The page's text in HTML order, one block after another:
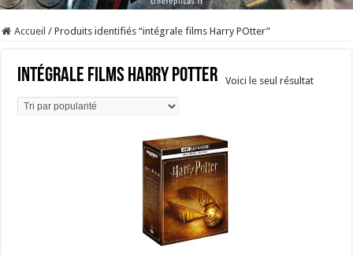
Accueil / Produits identifiés “intégrale films Harry POtter”
intégrale films Harry POtter Voici le seul résultat